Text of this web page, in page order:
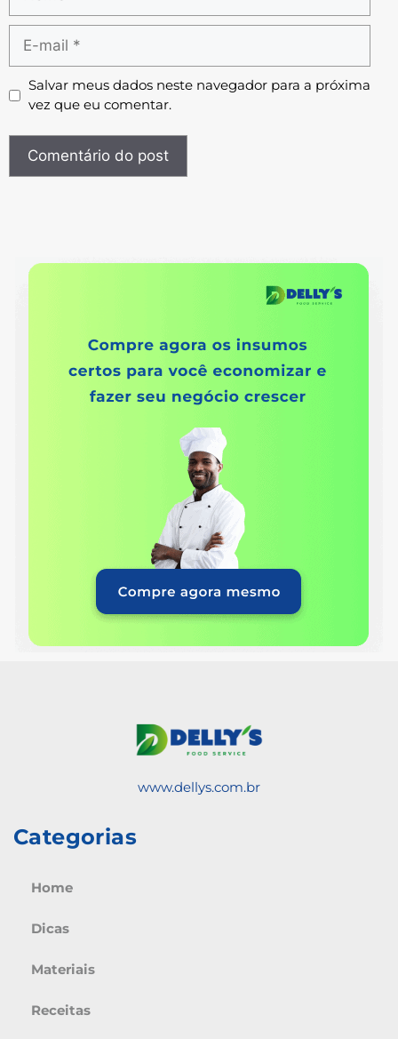
Salvar meus dados neste navegador para a próxima
vez que eu comentar.
www.dellys.com.br
Categorias
Home
Dicas
Materiais
Receitas